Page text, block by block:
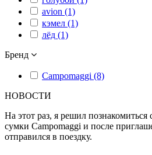
avion (1)
кэмел (1)
лёд (1)
Бренд
Campomaggi (8)
НОВОСТИ
На этот раз, я решил познакомиться
сумки Campomaggi и после
отправился в поездку.